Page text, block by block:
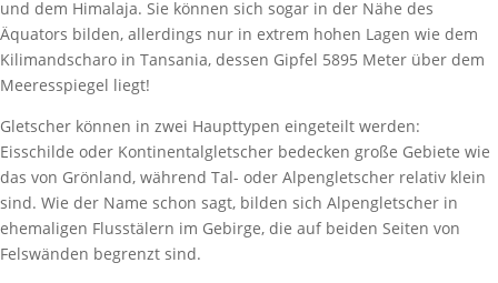
und dem Himalaja. Sie können sich sogar in der Nähe des
Äquators bilden, allerdings nur in extrem hohen Lagen wie dem
Kilimandscharo in Tansania, dessen Gipfel 5895 Meter über dem
Meeresspiegel liegt!
Gletscher können in zwei Haupttypen eingeteilt werden:
Eisschilde oder Kontinentalgletscher bedecken große Gebiete wie
das von Grönland, während Tal- oder Alpengletscher relativ klein
sind. Wie der Name schon sagt, bilden sich Alpengletscher in
ehemaligen Flusstälern im Gebirge, die auf beiden Seiten von
Felswänden begrenzt sind.